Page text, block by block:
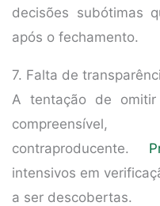
decisões subótimas
após o fechamento.
7. Falta de
A tentação de
compreensível,
contraproducente.
intensivos em
a ser descobertas.